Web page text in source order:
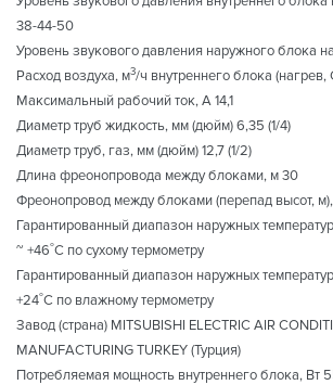
38-44-50
Уровень звукового давления наружного блока
Расход воздуха, м3/ч внутреннего блока (нагрев,
Максимальный рабочий ток, А 14,1
Диаметр труб жидкость, мм (дюйм) 6,35 (1/4)
Диаметр труб, газ, мм (дюйм) 12,7 (1/2)
Длина фреонопровода между блоками, м 30
Фреонопровод между блоками (перепад высот,
Гарантированный диапазон наружных
~ +46ºC по сухому термометру
Гарантированный диапазон наружных
+24ºC по влажному термометру
Завод (страна) MITSUBISHI ELECTRIC AIR
MANUFACTURING TURKEY (Турция)
Потребляемая мощность внутреннего блока, Вт